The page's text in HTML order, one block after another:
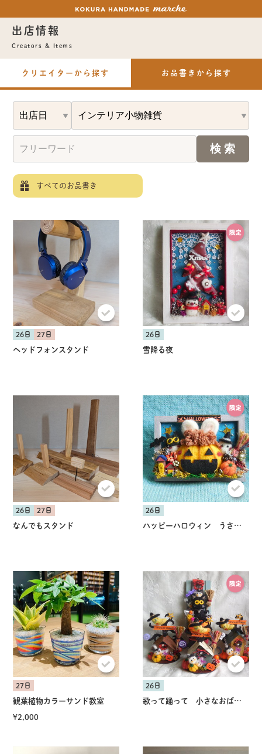
出店情報
Creators & Items
クリエイターから探す お品書きから探す
すべてのお品書き
26日 27日
ヘッドフォンスタンド
26日
雪降る夜
26日 27日
なんでもスタンド
26日
ハッピーハロウィン うさぎに見える？
27日
観葉植物カラーサンド教室
¥2,000
26日
歌って踊って 小さなおばけ達